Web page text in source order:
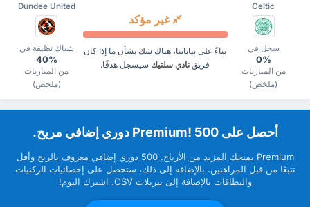
Dundee United Celtic
شباك نظيفة في
40%
من المباريات
(ملخص)
غير مؤكد
بناءً على بياناتنا، هناك شك بشأن ما إذا كان
فريق نادي سلتيك سيسجل هدفًا.
سجل في
0%
من المباريات
(ملخص)
‏أحصل على Premium! 500 دوري إضافي مربح.
Premium ‏يمنحك المزيد من ‏الأرباح. 500 دوري إضافي معروف بالربح وأقل
تتبعًا من قبل ‏المراهنين. بالإضافة إلى ذلك، ستحصل على إحصائيات الركنيات
والبطاقات بالإضافة إلى تنزيلات CSV. اشترك اليوم!